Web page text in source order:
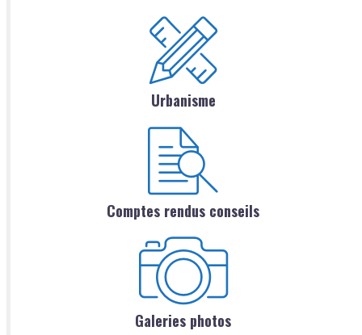
Urbanisme
Comptes rendus conseils
Galeries photos